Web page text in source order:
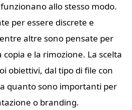
allo stesso modo.
per essere discrete e
altre sono pensate per
e la rimozione. La scelta
obiettivi, dal tipo di file con
quanto sono importanti per
o branding.